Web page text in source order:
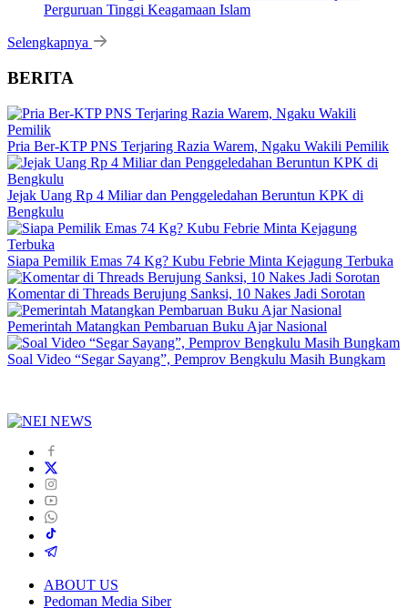
Perguruan Tinggi Keagamaan Islam
Selengkapnya
BERITA
Pria Ber-KTP PNS Terjaring Razia Warem, Ngaku Wakili Pemilik
Jejak Uang Rp 4 Miliar dan Penggeledahan Beruntun KPK di
Bengkulu
Siapa Pemilik Emas 74 Kg? Kubu Febrie Minta Kejagung Terbuka
Komentar di Threads Berujung Sanksi, 10 Nakes Jadi Sorotan
Pemerintah Matangkan Pembaruan Buku Ajar Nasional
Soal Video “Segar Sayang”, Pemprov Bengkulu Masih Bungkam
ABOUT US
Pedoman Media Siber